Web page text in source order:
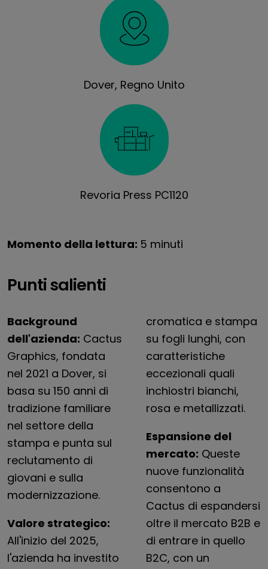
Dover, Regno Unito
Revoria Press PC1120
Momento della lettura: 5 minuti
Punti salienti
Background
dell'azienda: Cactus
Graphics, fondata
nel 2021 a Dover, si
basa su 150 anni di
tradizione familiare
nel settore della
stampa e punta sul
reclutamento di
giovani e sulla
modernizzazione.
Valore strategico:
All'inizio del 2025,
l'azienda ha investito
cromatica e stampa
su fogli lunghi, con
caratteristiche
eccezionali quali
inchiostri bianchi,
rosa e metallizzati.
Espansione del
mercato: Queste
nuove funzionalità
consentono a
Cactus di espandersi
oltre il mercato B2B e
di entrare in quello
B2C, con un